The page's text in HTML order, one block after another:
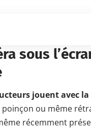
sous
jouent avec
poinçon ou même
récemment